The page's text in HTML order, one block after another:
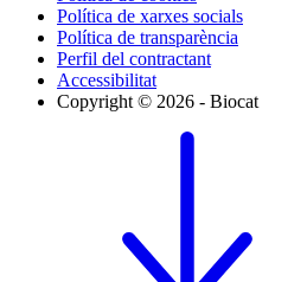
Política de xarxes socials
Política de transparència
Perfil del contractant
Accessibilitat
Copyright © 2026 - Biocat